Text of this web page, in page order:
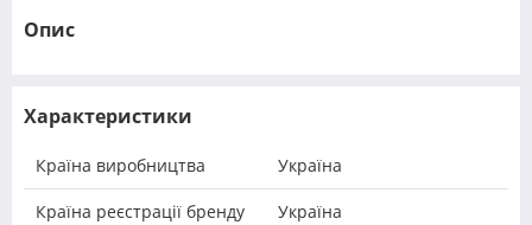
Опис
Характеристики
Країна виробництва Україна
Країна реєстрації бренду Україна